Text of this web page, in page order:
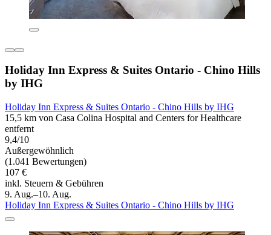
Holiday Inn Express & Suites Ontario - Chino Hills
by IHG
Holiday Inn Express & Suites Ontario - Chino Hills by IHG
15,5 km von Casa Colina Hospital and Centers for Healthcare
entfernt
9,4/10
Außergewöhnlich
(1.041 Bewertungen)
107 €
inkl. Steuern & Gebühren
9. Aug.–10. Aug.
Holiday Inn Express & Suites Ontario - Chino Hills by IHG